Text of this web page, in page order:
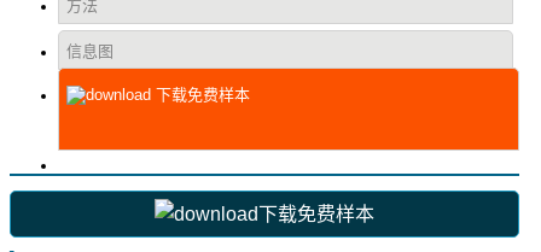
方法
信息图
下载免费样本
下载免费样本